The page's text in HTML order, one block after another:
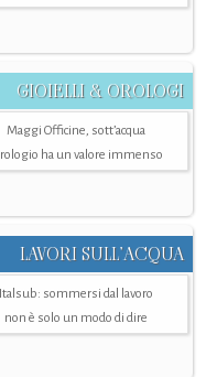
GIOIELLI & OROLOGI
Maggi Officine, sott’acqua
ha un valore immenso
LAVORI SULL’ACQUA
Italsub: sommersi dal lavoro
non è solo un modo di dire